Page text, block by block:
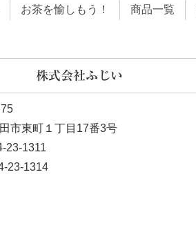
お茶を愉しもう！ 商品一覧
株式会社ふじい
市東町１丁目17番3号
23-1311
23-1314